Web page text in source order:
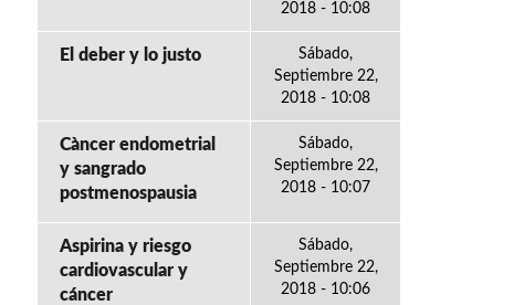
2018 - 10:08
El deber y lo justo
Sábado,
Septiembre 22,
2018 - 10:08
Càncer endometrial
y sangrado
postmenospausia
Sábado,
Septiembre 22,
2018 - 10:07
Aspirina y riesgo
cardiovascular y
cáncer
Sábado,
Septiembre 22,
2018 - 10:06